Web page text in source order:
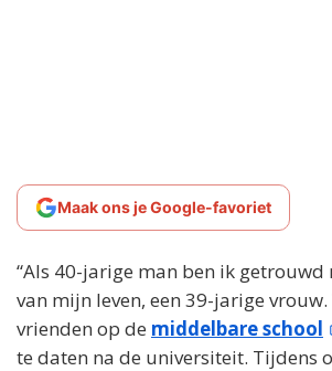
Maak ons je Google-favoriet
“Als 40-jarige man ben ik getrouwd
van mijn leven, een 39-jarige
vrienden op de middelbare school
te daten na de universiteit. Tijdens